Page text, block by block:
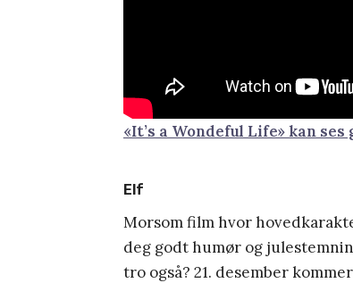
«It’s a Wondeful Life» kan
Elf
Morsom film hvor
deg godt humør og
tro også? 21. desember